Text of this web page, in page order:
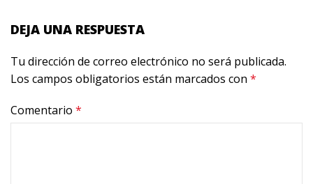
DEJA UNA RESPUESTA
Tu dirección de correo electrónico no será publicada.
Los campos obligatorios están marcados con *
Comentario *